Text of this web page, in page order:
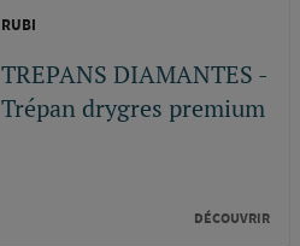
RUBI
TREPANS DIAMANTES -
Trépan drygres premium
DÉCOUVRIR